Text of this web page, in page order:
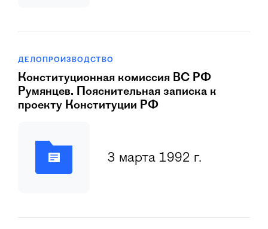
ДЕЛОПРОИЗВОДСТВО
Конституционная комиссия ВС РФ
Румянцев. Пояснительная записка к
проекту Конституции РФ
3 марта 1992 г.